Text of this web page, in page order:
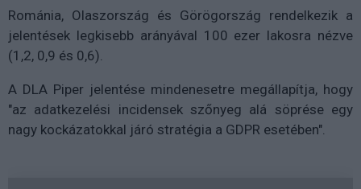
Románia, Olaszország és Görögország rendelkezik a
jelentések legkisebb arányával 100 ezer lakosra nézve
(1,2, 0,9 és 0,6).
A DLA Piper jelentése mindenesetre megállapítja, hogy
"az adatkezelési incidensek szőnyeg alá söprése egy
nagy kockázatokkal járó stratégia a GDPR esetében".